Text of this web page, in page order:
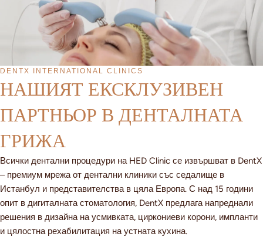
DENTX INTERNATIONAL CLINICS
НАШИЯТ ЕКСКЛУЗИВЕН
ПАРТНЬОР В ДЕНТАЛНАТА
ГРИЖА
Всички дентални процедури на HED Clinic се извършват в DentX
– премиум мрежа от дентални клиники със седалище в
Истанбул и представителства в цяла Европа. С над 15 години
опит в дигиталната стоматология, DentX предлага напреднали
решения в дизайна на усмивката, циркониеви корони, импланти
и цялостна рехабилитация на устната кухина.